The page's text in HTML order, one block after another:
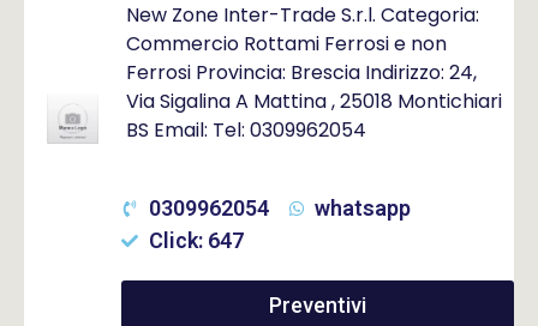
New Zone Inter-Trade S.r.l. Categoria:
Commercio Rottami Ferrosi e non
Ferrosi Provincia: Brescia Indirizzo: 24,
Via Sigalina A Mattina , 25018 Montichiari
BS Email: Tel: 0309962054
0309962054
whatsapp
Click: 647
Preventivi